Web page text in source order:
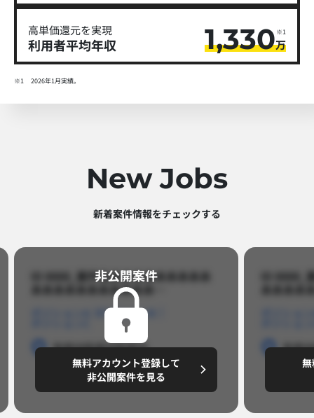
高単価還元を実現
利用者平均年収 1,330万
※1
※1 2026年1月実績。
New Jobs
新着案件情報をチェックする​
ID 8888_案件名あああああああああ
あああああああああああ…​
ポジションB
勤務地勤務地勤務地
～8,888,8888円/月
非公開案件​
無料アカウント登録して
非公開案件を見る
ID
勤務地